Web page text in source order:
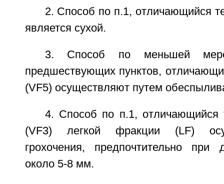
2. Способ по п.1, отличающийся
является сухой.
3. Способ по меньшей
предшествующих пунктов,
(VF5) осуществляют путем
4. Способ по п.1, отличающийся
(VF3) легкой фракции (LF)
грохочения, предпочтительно при
около 5-8 мм.